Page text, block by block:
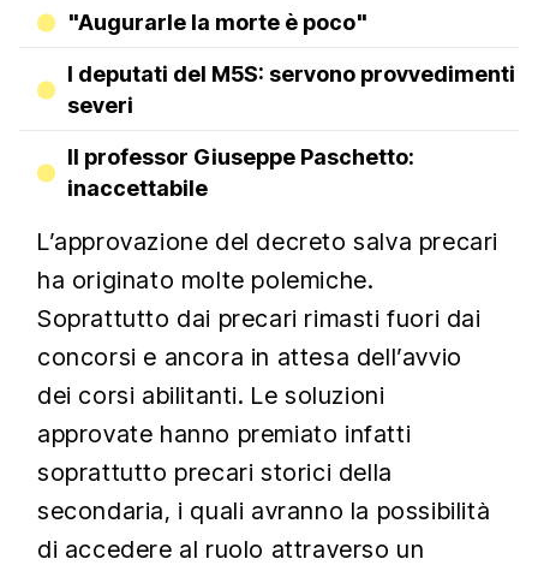
"Augurarle la morte è poco"
I deputati del M5S: servono provvedimenti
severi
Il professor Giuseppe Paschetto:
inaccettabile
L’approvazione del decreto salva precari
ha originato molte polemiche.
Soprattutto dai precari rimasti fuori dai
concorsi e ancora in attesa dell’avvio
dei corsi abilitanti. Le soluzioni
approvate hanno premiato infatti
soprattutto precari storici della
secondaria, i quali avranno la possibilità
di accedere al ruolo attraverso un